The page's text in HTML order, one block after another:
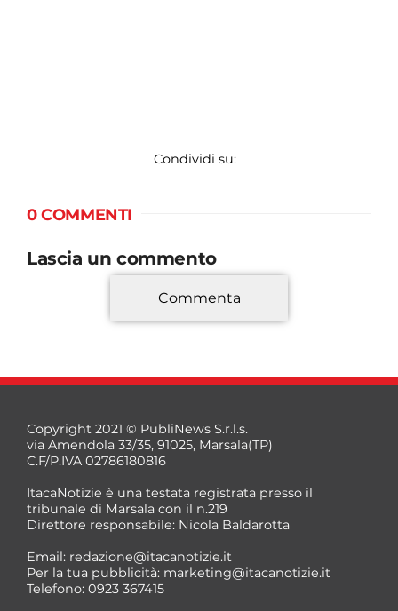
Condividi su:
0 COMMENTI
Lascia un commento
*
*
Commenta
Copyright 2021 © PubliNews S.r.l.s.
via Amendola 33/35, 91025, Marsala(TP)
C.F/P.IVA 02786180816
ItacaNotizie è una testata registrata presso il
tribunale di Marsala con il n.219
Direttore responsabile: Nicola Baldarotta
Email: redazione@itacanotizie.it
Per la tua pubblicità: marketing@itacanotizie.it
Telefono: 0923 367415